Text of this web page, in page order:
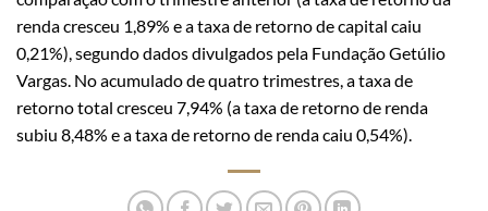
renda cresceu 1,89% e a taxa de retorno de capital caiu
0,21%), segundo dados divulgados pela Fundação Getúlio
Vargas. No acumulado de quatro trimestres, a taxa de
retorno total cresceu 7,94% (a taxa de retorno de renda
subiu 8,48% e a taxa de retorno de renda caiu 0,54%).